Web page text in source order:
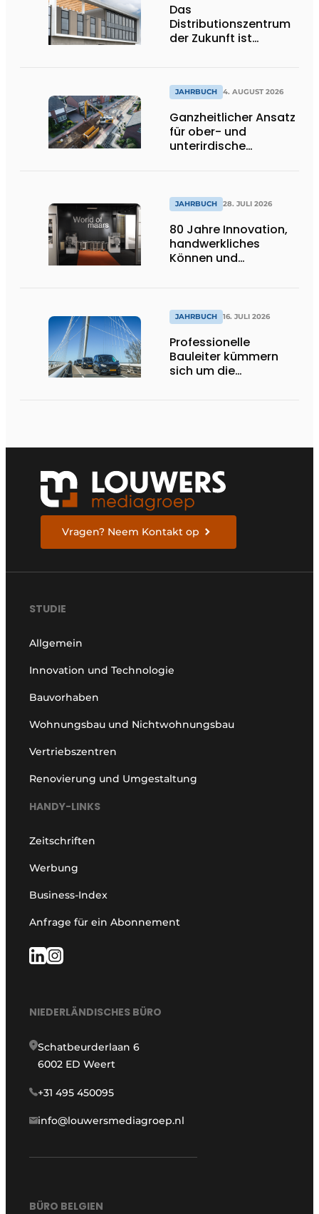
Das
Distributionszentrum
der Zukunft ist
lässt Tageslicht tief
ins Innere strömen
JAHRBUCH 4. AUGUST 2026
Ganzheitlicher Ansatz
für ober- und
unterirdische
JAHRBUCH 28. JULI 2026
80 Jahre Innovation,
handwerkliches
Können und
JAHRBUCH 16. JULI 2026
Professionelle
Bauleiter kümmern
sich um die
Vragen? Neem Kontakt op
STUDIE
Allgemein
Innovation und Technologie
Bauvorhaben
Wohnungsbau und Nichtwohnungsbau
Vertriebszentren
Renovierung und Umgestaltung
HANDY-LINKS
Zeitschriften
Werbung
Business-Index
Anfrage für ein Abonnement
NIEDERLÄNDISCHES BÜRO
Schatbeurderlaan 6
6002 ED Weert
+31 495 450095
info@louwersmediagroep.nl
BÜRO BELGIEN